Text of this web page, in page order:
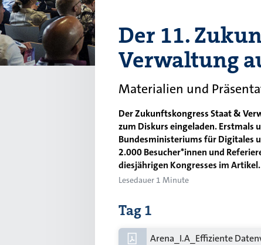
Der 11.
Verwaltung
Materialien und
Der Zukunftskongress Staat &
zum Diskurs eingeladen. Erstmals
Bundesministeriums für Digitales
2.000 Besucher*innen und
diesjährigen Kongresses im Artikel.
Lesedauer 1 Minute
Tag 1
Arena_I.A_Effiziente